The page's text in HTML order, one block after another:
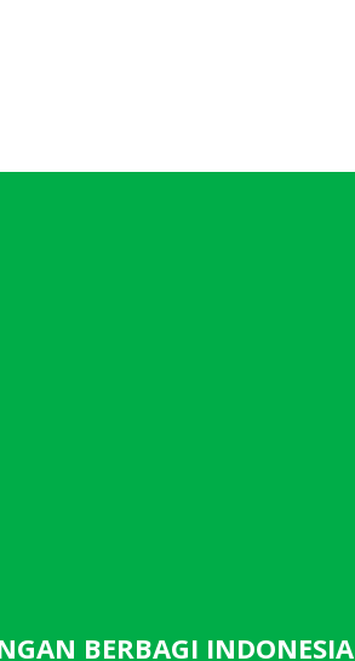
BERBAGI INDONESIA